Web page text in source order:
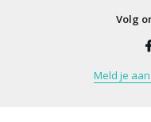
Volg
Meld je